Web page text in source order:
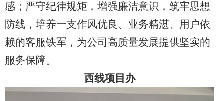
感；严守纪律规矩，增强廉洁意识，筑牢思想
防线，培养一支作风优良、业务精湛、用户依
赖的客服铁军，为公司高质量发展提供坚实的
服务保障。
西线项目办